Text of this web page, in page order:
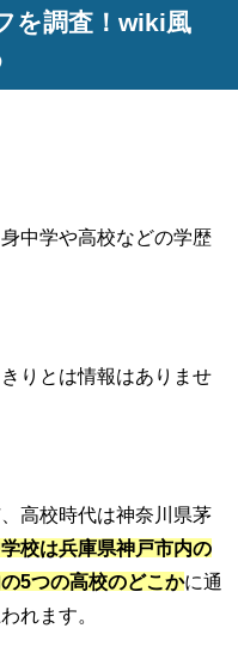
を調査！wiki風
中学や高校などの学歴
りとは情報はありませ
高校時代は神奈川県茅
校は兵庫県神戸市内の
5つの高校のどこかに通
れます。